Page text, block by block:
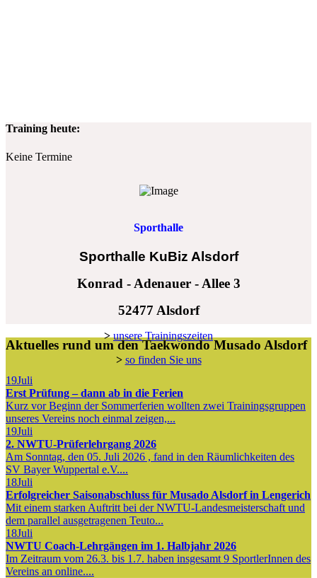
Training heute:
Keine Termine
Sporthalle
Sporthalle KuBiz Alsdorf
Konrad - Adenauer - Allee 3
52477 Alsdorf
> unsere Trainingszeiten
> so finden Sie uns
Aktuelles rund um den Taekwondo Musado Alsdorf
19Juli
Erst Prüfung – dann ab in die Ferien
Kurz vor Beginn der Sommerferien wollten zwei Trainingsgruppen
unseres Vereins noch einmal zeigen,...
19Juli
2. NWTU-Prüferlehrgang 2026
Am Sonntag, den 05. Juli 2026 , fand in den Räumlichkeiten des
SV Bayer Wuppertal e.V....
18Juli
Erfolgreicher Saisonabschluss für Musado Alsdorf in Lengerich
Mit einem starken Auftritt bei der NWTU-Landesmeisterschaft und
dem parallel ausgetragenen Teuto...
18Juli
NWTU Coach-Lehrgängen im 1. Halbjahr 2026
Im Zeitraum vom 26.3. bis 1.7. haben insgesamt 9 SportlerInnen des
Vereins an online....